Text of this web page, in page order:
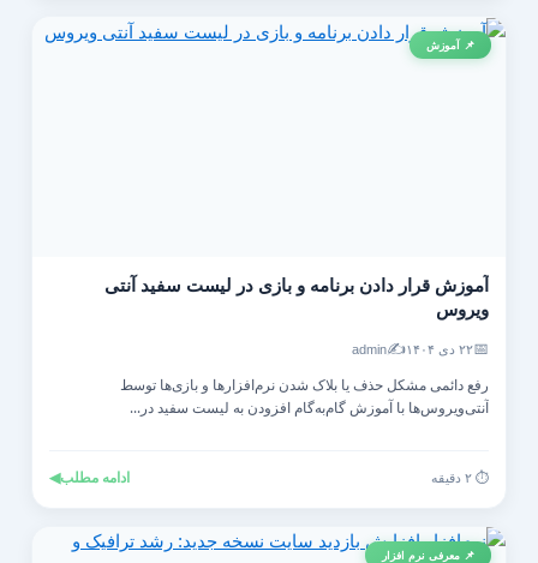
📌 آموزش
آموزش قرار دادن برنامه و بازی در لیست سفید آنتی‌
ویروس
۲۲ دی ۱۴۰۴ ✍️
admin
رفع دائمی مشکل حذف یا بلاک شدن نرم‌افزارها و بازی‌ها توسط
آنتی‌ویروس‌ها با آموزش گام‌به‌گام افزودن به لیست سفید در...
ادامه مطلب◀
📌 معرفی نرم افزار